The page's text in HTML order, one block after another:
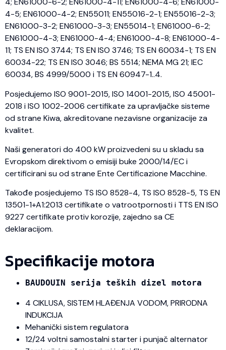
4-5; EN61000-4-2; EN55011; EN55016-2-1; EN55016-2-3;
EN61000-3-2; EN61000-3-3; EN55014-1; EN61000-6-2;
EN61000-4-3; EN61000-4-4; EN61000-4-8; EN61000-4-
11; TS EN ISO 3744; TS EN ISO 3746; TS EN 60034-1; TS EN
60034-22; TS EN ISO 3046; BS 5514; NEMA MG 21; IEC
60034, BS 4999/5000 i TS EN 60947-1..4.
Posjedujemo ISO 9001-2015, ISO 14001-2015, ISO 45001-
2018 i ISO 1002-2006 certifikate za upravljačke sisteme
od strane Kiwa, akreditovane nezavisne organizacije za
kvalitet.
Naši generatori do 400 kW proizvedeni su u skladu sa
Evropskom direktivom o emisiji buke 2000/14/EC i
certificirani su od strane Ente Certificazione Macchine.
Takođe posjedujemo TS ISO 8528-4, TS ISO 8528-5, TS EN
13501-1+A1:2013 certifikate o vatrootpornosti i TTS EN ISO
9227 certifikate protiv korozije, zajedno sa CE
deklaracijom.
Specifikacije motora
BAUDOUIN serija teških dizel motora
4 CIKLUSA, SISTEM HLAĐENJA VODOM, PRIRODNA
INDUKCIJA
Mehanički sistem regulatora
12/24 voltni samostalni starter i punjač alternator